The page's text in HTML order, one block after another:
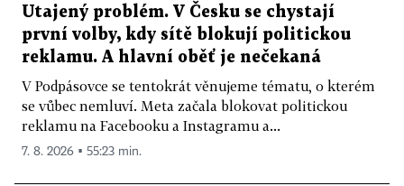
Utajený problém. V Česku se chystají
první volby, kdy sítě blokují politickou
reklamu. A hlavní oběť je nečekaná
V Podpásovce se tentokrát věnujeme tématu, o kterém
se vůbec nemluví. Meta začala blokovat politickou
reklamu na Facebooku a Instagramu a...
7. 8. 2026 ▪ 55:23 min.